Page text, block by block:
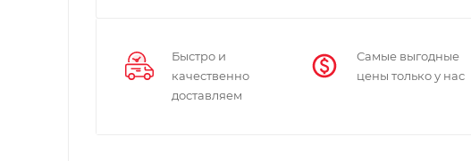
Быстро и
качественно
доставляем
Самые выгодные
цены только у нас